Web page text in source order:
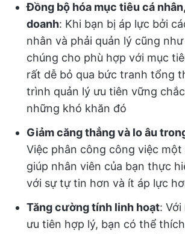
Đồng bộ hóa mục tiêu cá
doanh: Khi bạn bị áp lực bởi
nhân và phải quản lý cũng
chúng cho phù hợp với mục
rất dễ bỏ qua bức tranh tổng
trình quản lý ưu tiên vững
những khó khăn đó
Giảm căng thẳng và lo âu
Việc phân công công việc
giúp nhân viên của bạn thực
với sự tự tin hơn và ít áp lực
Tăng cường tính linh hoạt:
ưu tiên hợp lý, bạn có thể